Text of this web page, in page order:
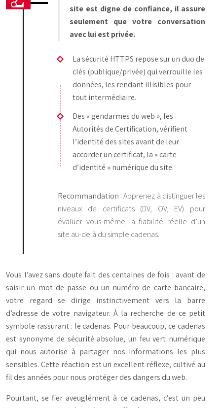
site est digne de confiance, il assure
seulement que votre conversation
avec lui est privée.
La sécurité HTTPS repose sur un duo de
clés (publique/privée) qui verrouille les
données, les rendant illisibles pour
tout intermédiaire.
Des « gendarmes du web », les
Autorités de Certification, vérifient
l’identité des sites avant de leur
accorder un certificat, la « carte
d’identité » numérique du site.
Recommandation :Apprenez à distinguer les
niveaux de certificats (DV, OV, EV) pour
évaluer vous-même la fiabilité réelle d’un
site au-delà du simple cadenas.
Vous l’avez sans doute fait des centaines de fois : avant de
saisir un mot de passe ou un numéro de carte bancaire,
votre regard se dirige instinctivement vers la barre
d’adresse de votre navigateur. À la recherche de ce petit
symbole rassurant : le cadenas. Pour beaucoup, ce cadenas
est synonyme de sécurité absolue, un feu vert numérique
qui nous autorise à partager nos informations les plus
sensibles. Cette réaction est un excellent réflexe, cultivé au
fil des années pour nous protéger des dangers du web.
Pourtant, se fier aveuglément à ce cadenas, c’est un peu